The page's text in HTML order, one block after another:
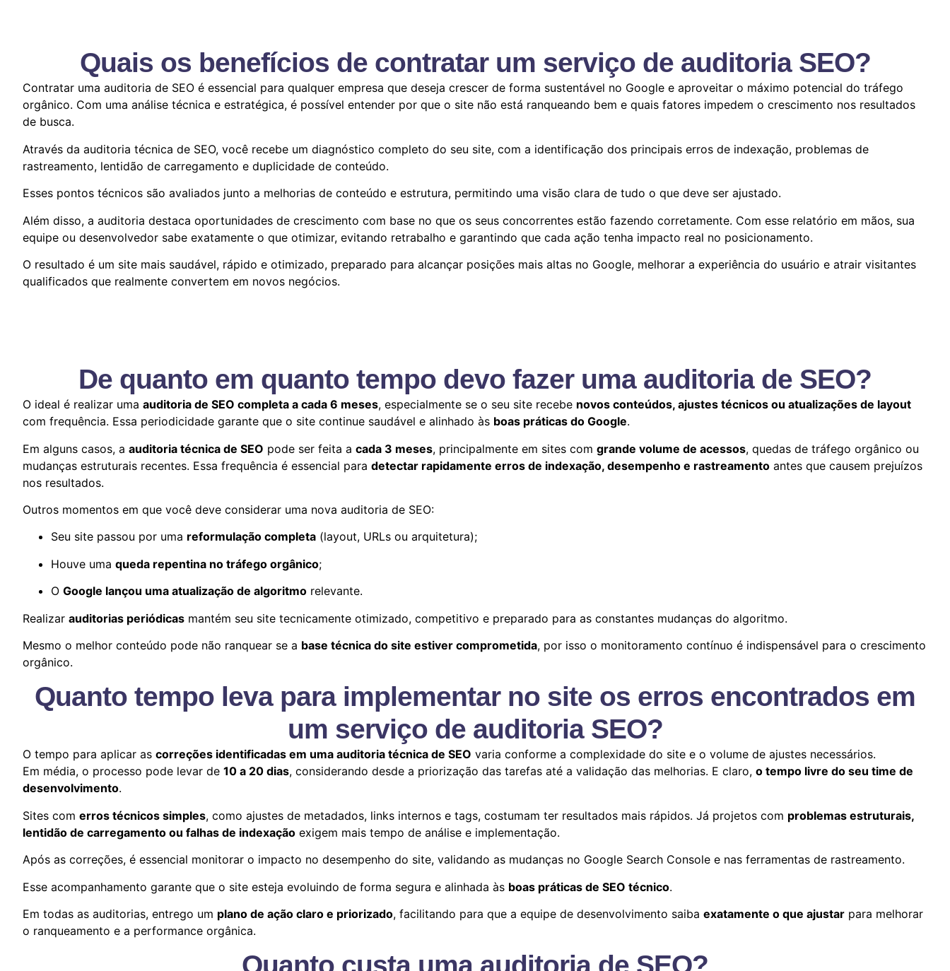
Quais os benefícios de contratar um serviço de auditoria SEO?
Contratar uma auditoria de SEO é essencial para qualquer empresa que deseja crescer de forma sustentável no Google e aproveitar o máximo potencial do tráfego
orgânico. Com uma análise técnica e estratégica, é possível entender por que o site não está ranqueando bem e quais fatores impedem o crescimento nos resultados
de busca.
Através da auditoria técnica de SEO, você recebe um diagnóstico completo do seu site, com a identificação dos principais erros de indexação, problemas de
rastreamento, lentidão de carregamento e duplicidade de conteúdo.
Esses pontos técnicos são avaliados junto a melhorias de conteúdo e estrutura, permitindo uma visão clara de tudo o que deve ser ajustado.
Além disso, a auditoria destaca oportunidades de crescimento com base no que os seus concorrentes estão fazendo corretamente. Com esse relatório em mãos, sua
equipe ou desenvolvedor sabe exatamente o que otimizar, evitando retrabalho e garantindo que cada ação tenha impacto real no posicionamento.
O resultado é um site mais saudável, rápido e otimizado, preparado para alcançar posições mais altas no Google, melhorar a experiência do usuário e atrair visitantes
qualificados que realmente convertem em novos negócios.
De quanto em quanto tempo devo fazer uma auditoria de SEO?
O ideal é realizar uma auditoria de SEO completa a cada 6 meses, especialmente se o seu site recebe novos conteúdos, ajustes técnicos ou atualizações de layout
com frequência. Essa periodicidade garante que o site continue saudável e alinhado às boas práticas do Google.
Em alguns casos, a auditoria técnica de SEO pode ser feita a cada 3 meses, principalmente em sites com grande volume de acessos, quedas de tráfego orgânico ou
mudanças estruturais recentes. Essa frequência é essencial para detectar rapidamente erros de indexação, desempenho e rastreamento antes que causem prejuízos
nos resultados.
Outros momentos em que você deve considerar uma nova auditoria de SEO:
Seu site passou por uma reformulação completa (layout, URLs ou arquitetura);
Houve uma queda repentina no tráfego orgânico;
O Google lançou uma atualização de algoritmo relevante.
Realizar auditorias periódicas mantém seu site tecnicamente otimizado, competitivo e preparado para as constantes mudanças do algoritmo.
Mesmo o melhor conteúdo pode não ranquear se a base técnica do site estiver comprometida, por isso o monitoramento contínuo é indispensável para o crescimento
orgânico.
Quanto tempo leva para implementar no site os erros encontrados em
um serviço de auditoria SEO?
O tempo para aplicar as correções identificadas em uma auditoria técnica de SEO varia conforme a complexidade do site e o volume de ajustes necessários.
Em média, o processo pode levar de 10 a 20 dias, considerando desde a priorização das tarefas até a validação das melhorias. E claro, o tempo livre do seu time de
desenvolvimento.
Sites com erros técnicos simples, como ajustes de metadados, links internos e tags, costumam ter resultados mais rápidos. Já projetos com problemas estruturais,
lentidão de carregamento ou falhas de indexação exigem mais tempo de análise e implementação.
Após as correções, é essencial monitorar o impacto no desempenho do site, validando as mudanças no Google Search Console e nas ferramentas de rastreamento.
Esse acompanhamento garante que o site esteja evoluindo de forma segura e alinhada às boas práticas de SEO técnico.
Em todas as auditorias, entrego um plano de ação claro e priorizado, facilitando para que a equipe de desenvolvimento saiba exatamente o que ajustar para melhorar
o ranqueamento e a performance orgânica.